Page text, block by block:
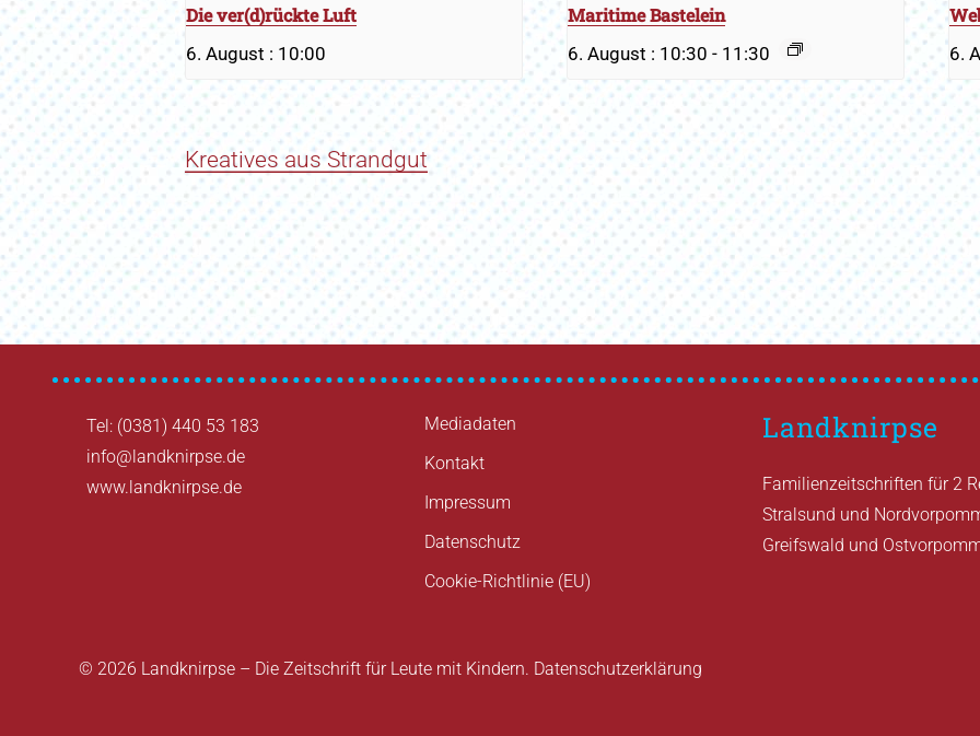
Die ver(d)rückte Luft
6. August : 10:00
Maritime Bastelein
6. August : 10:30 - 11:30 6.
Kreatives aus Strandgut
Tel: (0381) 440 53 183
info@landknirpse.de
www.landknirpse.de
Mediadaten
Kontakt
Impressum
Datenschutz
Cookie-Richtlinie (EU)
Landknirpse
Familienzeitschriften für 2
Stralsund und
Greifswald und
© 2026 Landknirpse – Die Zeitschrift für Leute mit Kindern. Datenschutzerklärung